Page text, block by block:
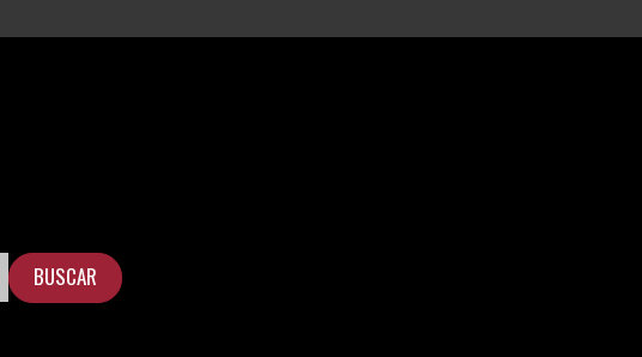
BUSCAR